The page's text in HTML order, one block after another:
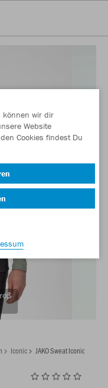
Iconic JAKO Sweat Iconic
können wir dir
Website
Cookies findest Du